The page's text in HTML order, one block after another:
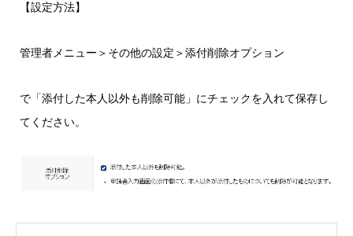
【設定方法】
管理者メニュー＞その他の設定＞添付削除オプション
で「添付した本人以外も削除可能」にチェックを入れて保存し
てください。